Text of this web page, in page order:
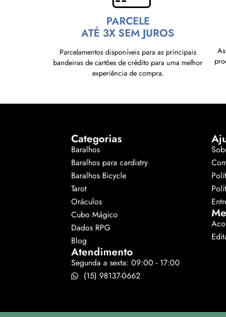
PARCELE
ATÉ 3X SEM JUROS
Parcelamentos disponíveis para as principais
bandeiras de cartões de crédito para uma melhor
experiência de compra.
Categorias
Baralhos
Baralhos para cardistry
Baralhos Bicycle
Tarot
Oráculos
Cubo Mágico
Dados RPG
Blog
Atendimento
Segunda a sexta: 09:00 - 17:00
(15) 98137-0662